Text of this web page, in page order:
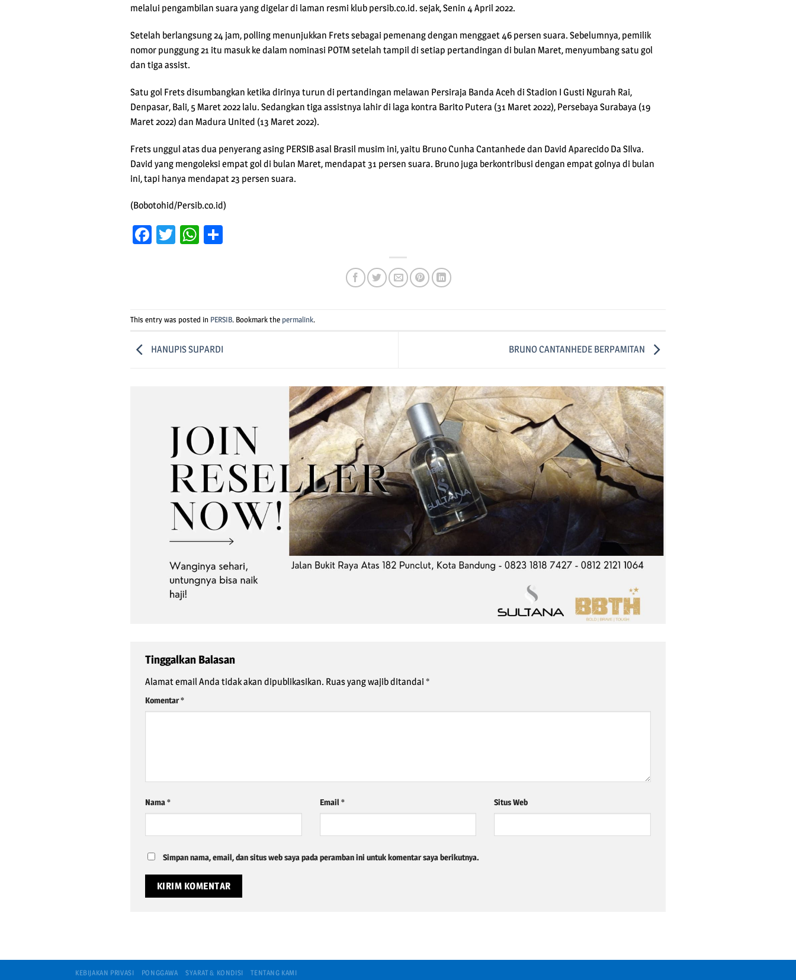
melalui pengambilan suara yang digelar di laman resmi klub persib.co.id. sejak, Senin 4 April 2022.
Setelah berlangsung 24 jam, polling menunjukkan Frets sebagai pemenang dengan menggaet 46 persen suara. Sebelumnya, pemilik
nomor punggung 21 itu masuk ke dalam nominasi POTM setelah tampil di setiap pertandingan di bulan Maret, menyumbang satu gol
dan tiga assist.
Satu gol Frets disumbangkan ketika dirinya turun di pertandingan melawan Persiraja Banda Aceh di Stadion I Gusti Ngurah Rai,
Denpasar, Bali, 5 Maret 2022 lalu. Sedangkan tiga assistnya lahir di laga kontra Barito Putera (31 Maret 2022), Persebaya Surabaya (19
Maret 2022) dan Madura United (13 Maret 2022).
Frets unggul atas dua penyerang asing PERSIB asal Brasil musim ini, yaitu Bruno Cunha Cantanhede dan David Aparecido Da SIlva.
David yang mengoleksi empat gol di bulan Maret, mendapat 31 persen suara. Bruno juga berkontribusi dengan empat golnya di bulan
ini, tapi hanya mendapat 23 persen suara.
(Bobotohid/Persib.co.id)
Facebook
TwitterWhatsApp
This entry was posted in PERSIB. Bookmark the permalink.
HANUPIS SUPARDI BRUNO CANTANHEDE BERPAMITAN
Tinggalkan Balasan
Alamat email Anda tidak akan dipublikasikan. Ruas yang wajib ditandai*
Komentar*
Nama* Email * Situs Web
Simpan nama, email, dan situs web saya pada peramban ini untuk komentar saya berikutnya.
KEBIJAKAN PRIVASI PONGGAWA SYARAT & KONDISI TENTANG KAMI